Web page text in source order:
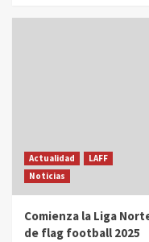
Actualidad
LAFF
Noticias
Comienza la Liga
de flag football 2025